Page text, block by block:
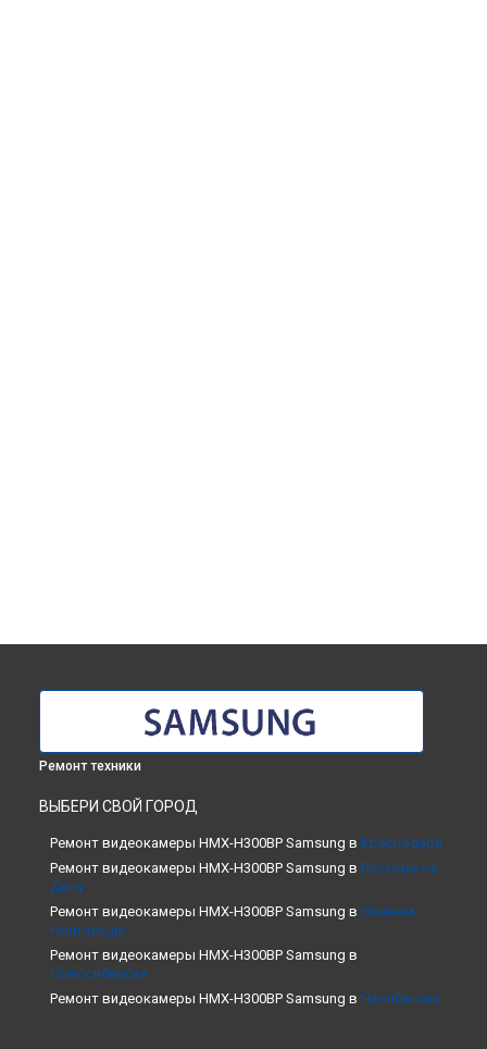
Ремонт техники
ВЫБЕРИ СВОЙ ГОРОД
Ремонт видеокамеры HMX-H300BP Samsung в Краснодаре
Ремонт видеокамеры HMX-H300BP Samsung в Ростове-на-
Дону
Ремонт видеокамеры HMX-H300BP Samsung в Нижнем
Новгороде
Ремонт видеокамеры HMX-H300BP Samsung в
Новосибирске
Ремонт видеокамеры HMX-H300BP Samsung в Челябинске